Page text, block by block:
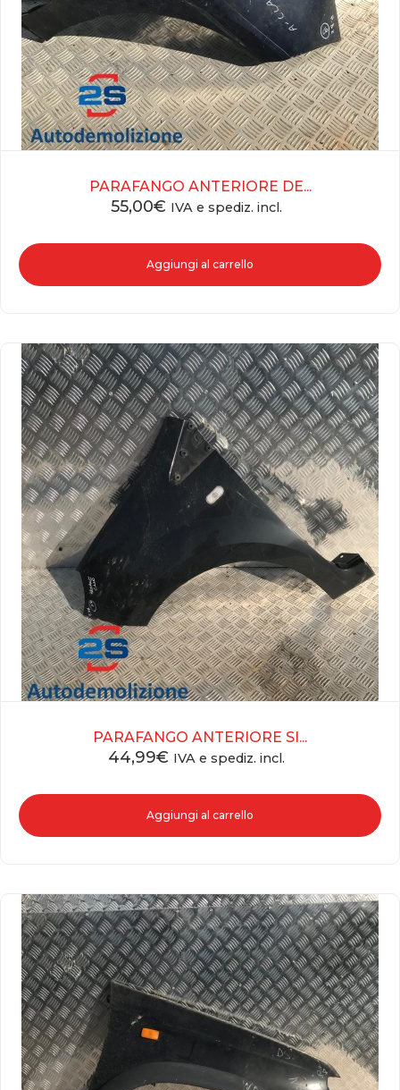
PARAFANGO ANTERIORE DE...
55,00€ IVA e spediz. incl.
Aggiungi al carrello
PARAFANGO ANTERIORE SI...
44,99€ IVA e spediz. incl.
Aggiungi al carrello